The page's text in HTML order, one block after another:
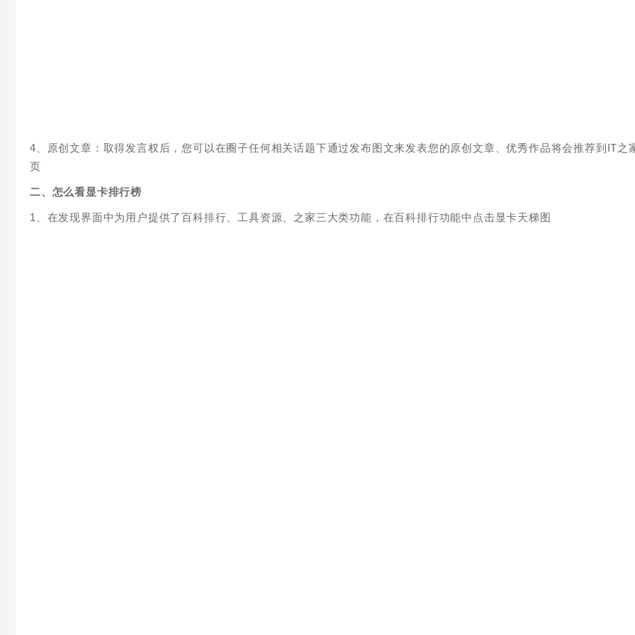
4、原创文章：取得发言权后，您可以在圈子任何相关话题下通过发布图文来发表您的原创文章、优秀作品将会推荐到IT之
页
二、怎么看显卡排行榜
1、在发现界面中为用户提供了百科排行、工具资源、之家三大类功能，在百科排行功能中点击显卡天梯图